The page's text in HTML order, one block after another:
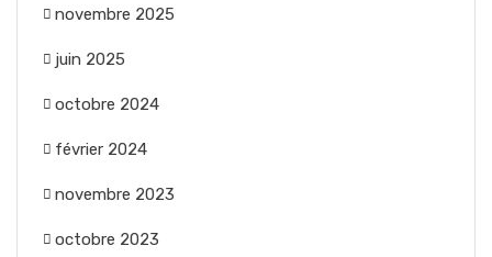
novembre 2025
juin 2025
octobre 2024
février 2024
novembre 2023
octobre 2023